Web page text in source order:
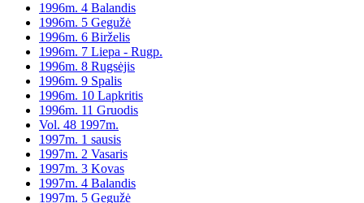
1996m. 4 Balandis
1996m. 5 Gegužė
1996m. 6 Birželis
1996m. 7 Liepa - Rugp.
1996m. 8 Rugsėjis
1996m. 9 Spalis
1996m. 10 Lapkritis
1996m. 11 Gruodis
Vol. 48 1997m.
1997m. 1 sausis
1997m. 2 Vasaris
1997m. 3 Kovas
1997m. 4 Balandis
1997m. 5 Gegužė